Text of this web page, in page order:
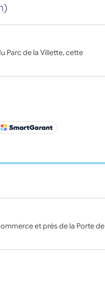
Parc de la Villette, cette
et près de la Porte de